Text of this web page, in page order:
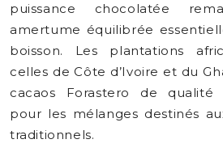
puissance chocolatée
amertume équilibrée
boisson. Les plantations
celles de Côte d’Ivoire et du
cacaos Forastero de qualité
pour les mélanges destinés
traditionnels.